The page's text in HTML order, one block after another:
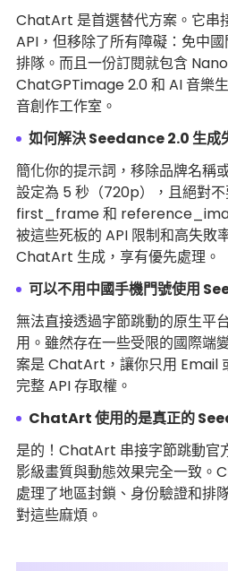
ChatArt 是首選替代方案。它串
API，但移除了所有障礙：免中
排隊。而且一份訂閱就包含
ChatGPTimage 2.0 和 AI 音樂
音創作工作室。
如何解決 Seedance 2.0 生成
簡化你的提示詞，移除品牌名稱
設定為 5 秒（720p），且絕對
first_frame 和
被這些死板的 API 限制和高失敗
ChatArt 生成，享有優先處理。
可以不用中國手機門號使用
無法直接透過字節跳動的原生平
用。雖然存在一些受限的國際端
案是 ChatArt，讓你只用 Email
完整 API 存取權。
ChatArt 使用的是真正的
是的！ChatArt 串接字節跳動官
影級畫質與動態效果完全一致
處理了地區封鎖、身份驗證和排
對這些麻煩。